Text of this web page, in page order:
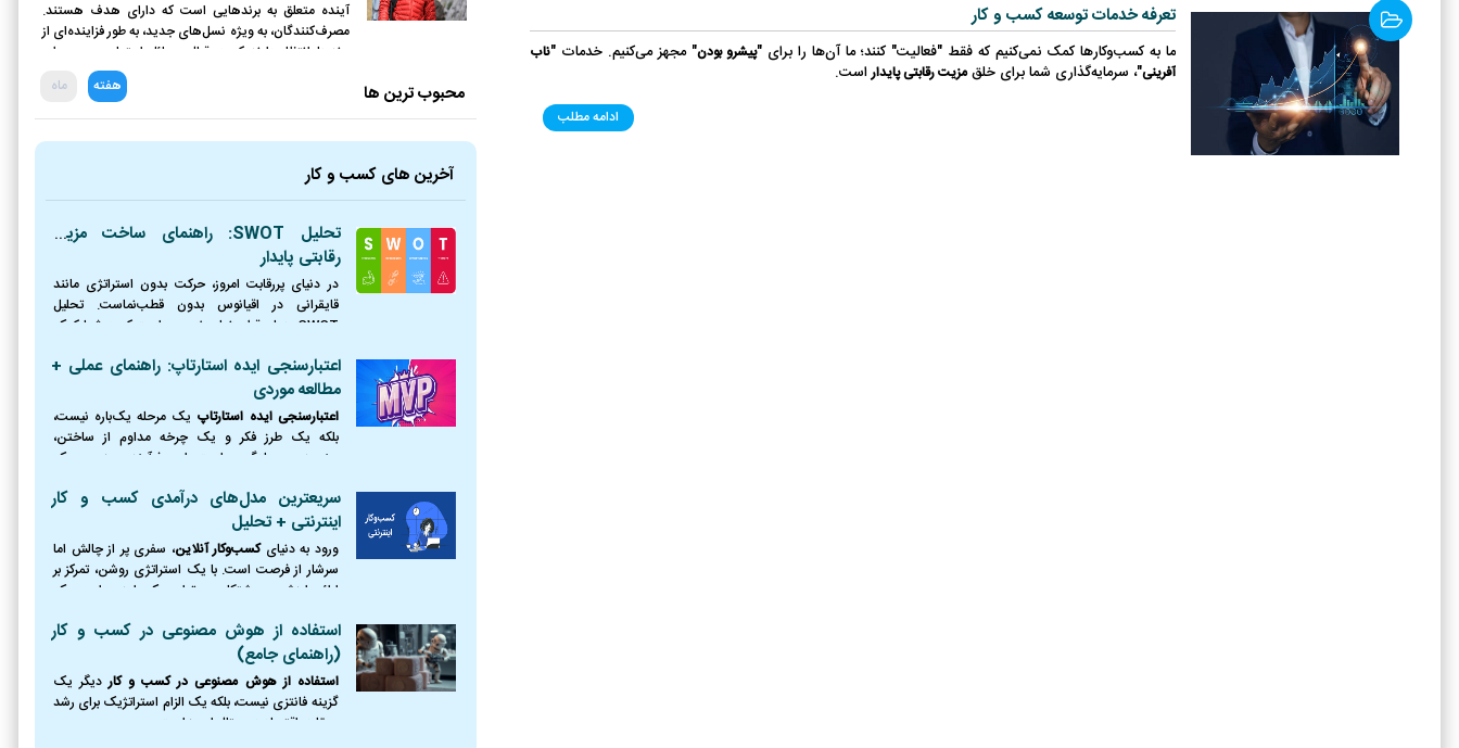
تعرفه خدمات توسعه کسب و کار
ما به کسب‌وکارها کمک نمی‌کنیم که فقط "فعالیت" کنند؛ ما آن‌ها را برای "پیشرو بودن" مجهز می‌کنیم. خدمات "ناب
آفرینی"، سرمایه‌گذاری شما برای خلقمزیت رقابتی پایداراست.
ادامه مطلب
آینده متعلق به برندهایی است که دارای هدف هستند.
مصرف‌کنندگان، به ویژه نسل‌های جدید، به طور فزاینده‌ای از
برندها انتظار دارند که در قبال مسائل اجتماعی و محیطی
محبوب ترین ها هفته ماه
آخرین های کسب و کار
تحلیل SWOT: راهنمای ساخت مزیت
رقابتی پایدار
در دنیای پررقابت امروز، حرکت بدون استراتژی مانند
قایقرانی در اقیانوس بدون قطب‌نماست. تحلیل
SWOT همان قطب‌نمای ضروری است که به شما کمک
(تهدیدها) دوری کنید،
اعتبارسنجی ایده استارتاپ: راهنمای عملی +
مطالعه موردی
اعتبارسنجی ایده استارتاپ یک مرحله یک‌باره نیست،
بلکه یک طرز فکر و یک چرخه مداوم از ساختن،
سنجیدن و یادگیری است. این فرآیند، مرز بین یک
می‌کند.
سریعترین مدل‌های درآمدی کسب و کار
اینترنتی + تحلیل
ورود به دنیایکسب‌وکار آنلاین، سفری پر از چالش اما
سرشار از فرصت است. با یک استراتژی روشن، تمرکز بر
ارائه ارزش و پشتکار، می‌توان یک ایده را به یک
استفاده از هوش مصنوعی در کسب و کار
(راهنمای جامع)
استفاده از هوش مصنوعی در کسب و کاردیگر یک
گزینه فانتزی نیست، بلکه یک الزام استراتژیک برای رشد
و بقا در اقتصاد دیجیتال امروز است.